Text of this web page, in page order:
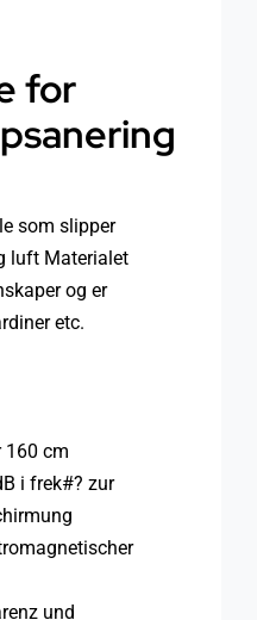
for
som slipper
luft Materialet
og er
etc.
160 cm
i frek#? zur
und